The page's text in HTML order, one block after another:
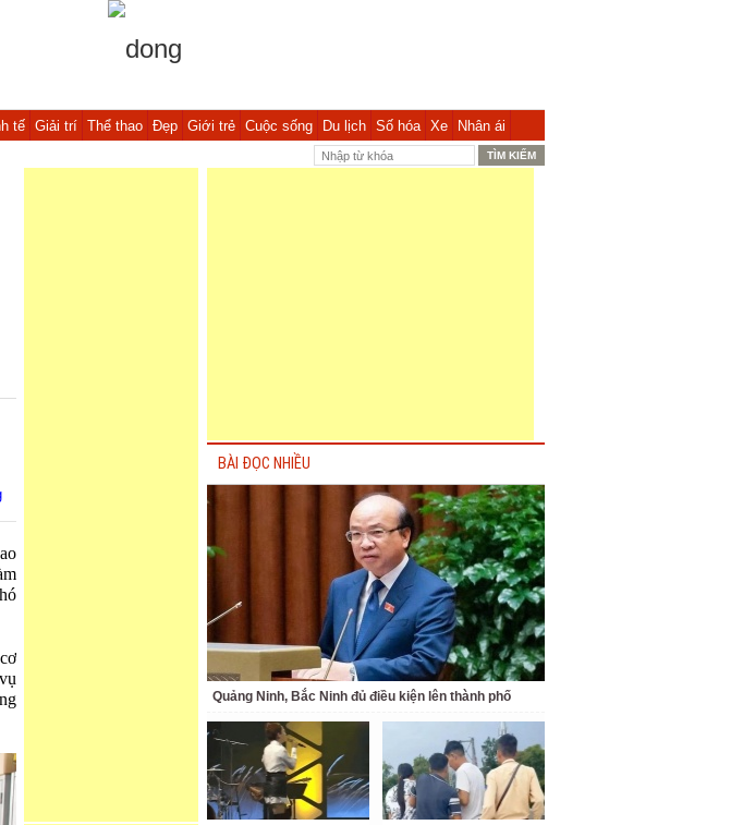
tế Giải trí Thể thao Đẹp Giới trẻ Cuộc sống Du lịch Số hóa Xe Nhân ái
BÀI ĐỌC NHIỀU
Quảng Ninh, Bắc Ninh đủ điều kiện lên thành phố